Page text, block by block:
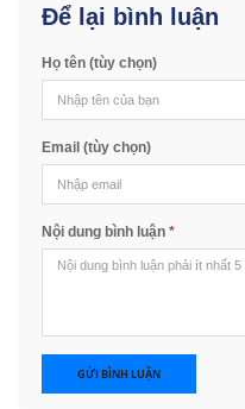
Để lại bình luận
Họ tên (tùy chọn)
Email (tùy chọn)
Nội dung bình luận *
GỬI BÌNH LUẬN